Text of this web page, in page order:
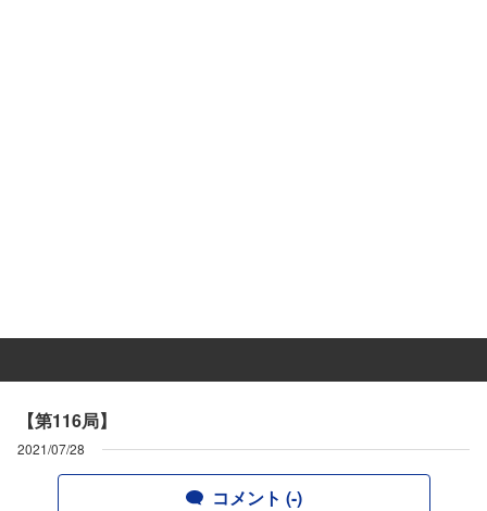
【第116局】
2021/07/28
コメント (-)